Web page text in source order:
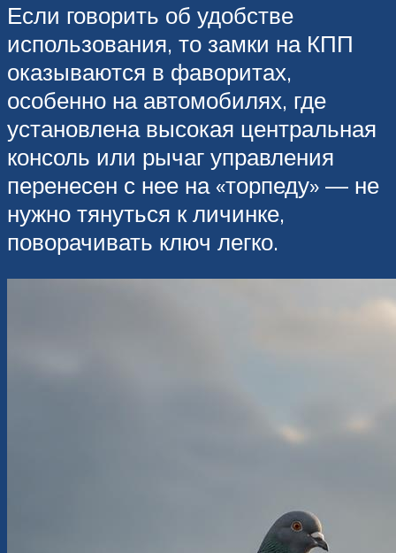
Если говорить об удобстве
использования, то замки на КПП
оказываются в фаворитах,
особенно на автомобилях, где
установлена высокая центральная
консоль или рычаг управления
перенесен с нее на «торпеду» — не
нужно тянуться к личинке,
поворачивать ключ легко.